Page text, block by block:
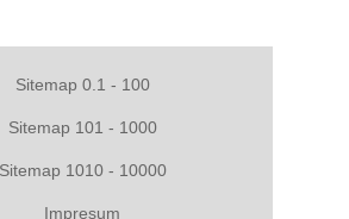
Sitemap 0.1 - 100
Sitemap 101 - 1000
Sitemap 1010 - 10000
Impresum